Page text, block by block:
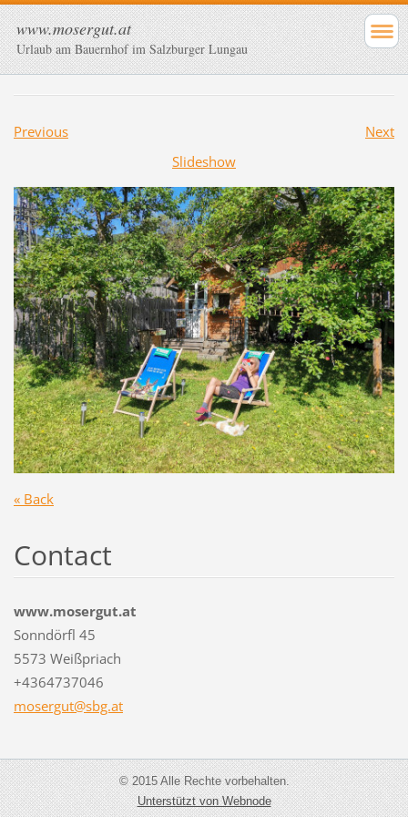
www.mosergut.at
Urlaub am Bauernhof im Salzburger Lungau
Previous
Next
Slideshow
« Back
Contact
www.mosergut.at
Sonndörfl 45
5573 Weißpriach
+4364737046
mosergut@sbg.at
© 2015 Alle Rechte vorbehalten.
Unterstützt von Webnode